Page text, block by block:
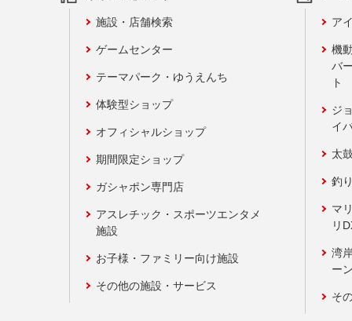
施設・店舗検索
ゲームセンター
テーマパーク・ゆうえんち
体験型ショップ
オフィシャルショップ
期間限定ショップ
ガシャポン専門店
アスレチック・スポーツエンタメ
施設
お子様・ファミリー向け施設
その他の施設・サービス
ア
機
バ
ト
ジ
イ
太
釣
マ
リ
湾
ー
そ